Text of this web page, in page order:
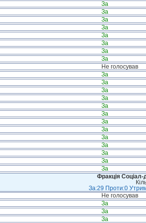
За
За
За
За
За
За
За
За
Не голосував
За
За
За
За
За
За
За
За
За
За
За
За
За
Фракція Соціал-
За:29 Проти:0
Не голосував
За
За
За